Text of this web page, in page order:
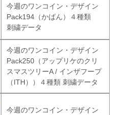
今週のワンコイン・デザイン
Pack194（かばん）４種類
刺繍データ
今週のワンコイン・デザイン
Pack250（アップリケのクリ
スマスツリーA / インザフープ
（ITH））４種類 刺繍データ
今週のワンコイン・デザイン